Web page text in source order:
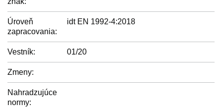
Úroveň
zapracovania:
idt EN 1992-4:2018
Vestník: 01/20
Zmeny:
Nahradzujúce
normy: